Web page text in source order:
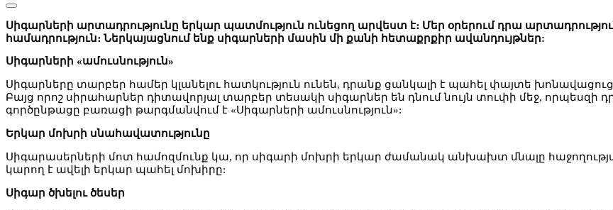
Սիգարների արտադրությունը երկար պատմություն ունեցող արվեստ է։ Մեր օրերում դրա
համադրություն։ Ներկայացնում ենք սիգարների մասին մի քանի հետաքրքիր ավանդույթներ:
Սիգարների «ամուսնություն»
Սիգարները տարբեր համեր կլանելու հատկություն ունեն, դրանք ցանկալի է պահել փայտե
Բայց որոշ սիրահարներ դիտավորյալ տարբեր տեսակի սիգարներ են դնում նույն տուփի մեջ, որպեսզի
գործընթացը բառացի թարգմանվում է «Սիգարների ամուսնություն»:
Երկար մոխրի սնահավատությունը
Սիգարասերների մոտ համոզմունք կա, որ սիգարի մոխրի երկար ժամանակ անխախտ մնալը հաջողության
կարող է ավելի երկար պահել մոխիրը:
Սիգար ծխելու ծեսեր